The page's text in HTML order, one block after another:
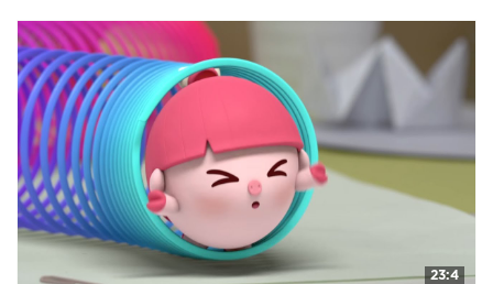
23:4